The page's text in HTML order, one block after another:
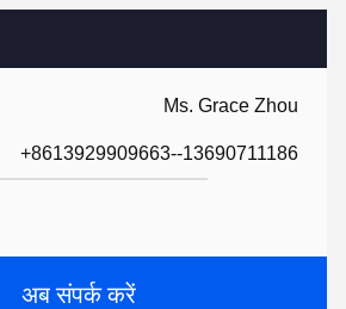
Ms. Grace Zhou
+8613929909663--13690711186
अब संपर्क करें